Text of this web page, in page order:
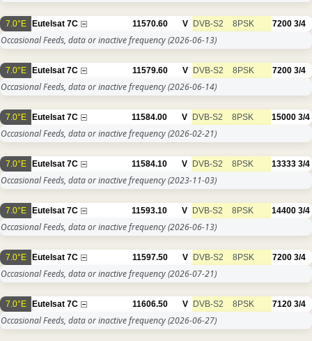
7.0°E Eutelsat 7C 11570.60 V DVB-S2 8PSK 7200 3/4
Occasional Feeds, data or inactive frequency(2026-06-13)
7.0°E Eutelsat 7C 11579.60 V DVB-S2 8PSK 7200 3/4
Occasional Feeds, data or inactive frequency(2026-06-14)
7.0°E Eutelsat 7C 11584.00 V DVB-S2 8PSK 15000 3/4
Occasional Feeds, data or inactive frequency(2026-02-21)
7.0°E Eutelsat 7C 11584.10 V DVB-S2 8PSK 13333 3/4
Occasional Feeds, data or inactive frequency(2023-11-03)
7.0°E Eutelsat 7C 11593.10 V DVB-S2 8PSK 14400 3/4
Occasional Feeds, data or inactive frequency(2026-06-13)
7.0°E Eutelsat 7C 11597.50 V DVB-S2 8PSK 7200 3/4
Occasional Feeds, data or inactive frequency(2026-07-21)
7.0°E Eutelsat 7C 11606.50 V DVB-S2 8PSK 7120 3/4
Occasional Feeds, data or inactive frequency(2026-06-27)